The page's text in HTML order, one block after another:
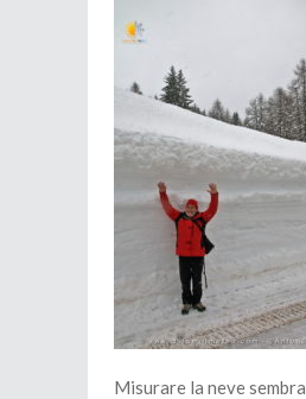
Misurare la neve sembra